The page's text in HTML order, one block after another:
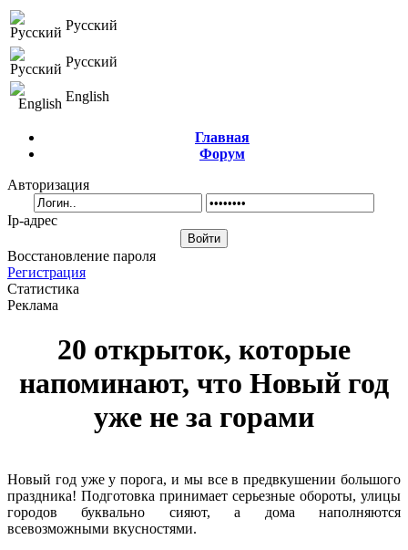
Русский
Русский
English
Главная
Форум
Авторизация
Ip-адрес
Восстановление пароля
Регистрация
Статистика
Реклама
20 открыток, которые
напоминают, что Новый год
уже не за горами
Новый год уже у порога, и мы все в предвкушении большого
праздника! Подготовка принимает серьезные обороты, улицы
городов буквально сияют, а дома наполняются
всевозможными вкусностями.